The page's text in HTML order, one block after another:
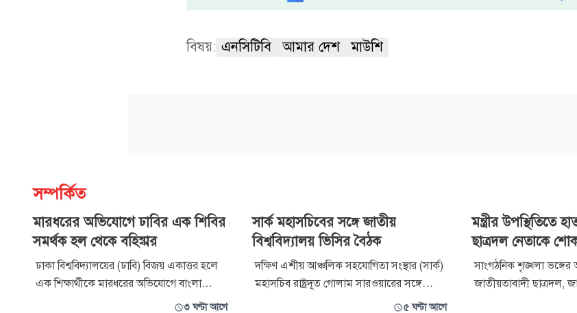
বিষয়: এনসিটিবি আমার দেশ মাউশি
সম্পর্কিত
মারধরের অভিযোগে ঢাবির এক শিবির
সমর্থক হল থেকে বহিষ্কার
ঢাকা বিশ্ববিদ্যালয়ের (ঢাবি) বিজয় একাত্তর হলে
এক শিক্ষার্থীকে মারধরের অভিযোগে বাংলা
বিভাগের ২০২০-২১ শিক্ষাবর্ষের শিক্ষার্থী আব্দুল্লাহ
৩ ঘণ্টা আগে
সার্ক মহাসচিবের সঙ্গে জাতীয়
বিশ্ববিদ্যালয় ভিসির বৈঠক
দক্ষিণ এশীয় আঞ্চলিক সহযোগিতা সংস্থার (সার্ক)
মহাসচিব রাষ্ট্রদূত গোলাম সারওয়ারের সঙ্গে
সৌজন্য সাক্ষাৎ করেছেন জাতীয় বিশ্ববিদ্যালয়ের
৫ ঘণ্টা আগে
মন্ত্রীর উপস্থিতিতে
ছাত্রদল নেতাকে
সাংগঠনিক শৃঙ্খলা ভঙ্গের
জাতীয়তাবাদী ছাত্রদল,
বিশ্ববিদ্যালয় (জাবি)